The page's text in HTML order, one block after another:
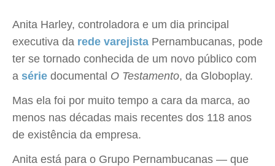
Anita Harley, controladora e um dia principal
executiva da rede varejista Pernambucanas, pode
ter se tornado conhecida de um novo público com
a série documental O Testamento, da Globoplay.
Mas ela foi por muito tempo a cara da marca, ao
menos nas décadas mais recentes dos 118 anos
de existência da empresa.
Anita está para o Grupo Pernambucanas — que